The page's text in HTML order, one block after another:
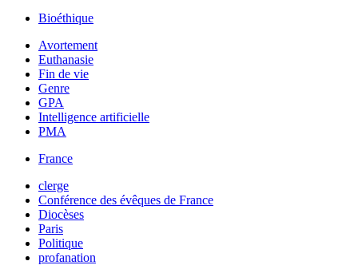
Bioéthique
Avortement
Euthanasie
Fin de vie
Genre
GPA
Intelligence artificielle
PMA
France
clerge
Conférence des évêques de France
Diocèses
Paris
Politique
profanation